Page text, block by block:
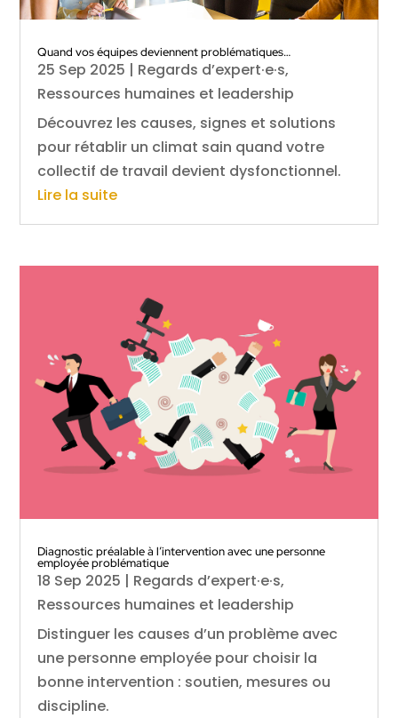
Quand vos équipes deviennent problématiques…
25 Sep 2025 | Regards d’expert·e·s,
Ressources humaines et leadership
Découvrez les causes, signes et solutions
pour rétablir un climat sain quand votre
collectif de travail devient dysfonctionnel.
Lire la suite
Diagnostic préalable à l’intervention avec une personne
employée problématique
18 Sep 2025 | Regards d’expert·e·s,
Ressources humaines et leadership
Distinguer les causes d’un problème avec
une personne employée pour choisir la
bonne intervention : soutien, mesures ou
discipline.